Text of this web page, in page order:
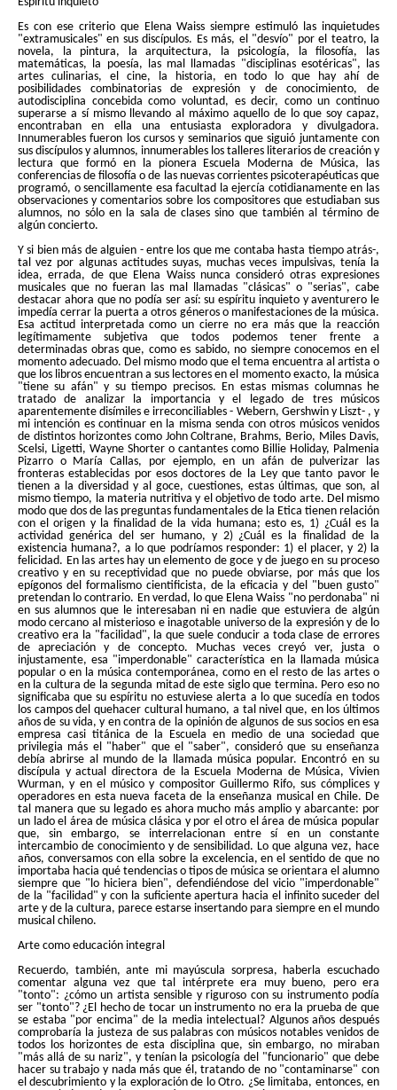
Es con ese criterio que Elena Waiss siempre estimuló las inquietudes
"extramusicales" en sus discípulos. Es más, el "desvío" por el teatro, la
novela, la pintura, la arquitectura, la psicología, la filosofía, las
matemáticas, la poesía, las mal llamadas "disciplinas esotéricas", las
artes culinarias, el cine, la historia, en todo lo que hay ahí de
posibilidades combinatorias de expresión y de conocimiento, de
autodisciplina concebida como voluntad, es decir, como un continuo
superarse a sí mismo llevando al máximo aquello de lo que soy capaz,
encontraban en ella una entusiasta exploradora y divulgadora.
Innumerables fueron los cursos y seminarios que siguió juntamente con
sus discípulos y alumnos, innumerables los talleres literarios de creación y
lectura que formó en la pionera Escuela Moderna de Música, las
conferencias de filosofía o de las nuevas corrientes psicoterapéuticas que
programó, o sencillamente esa facultad la ejercía cotidianamente en las
observaciones y comentarios sobre los compositores que estudiaban sus
alumnos, no sólo en la sala de clases sino que también al término de
algún concierto.
Y si bien más de alguien - entre los que me contaba hasta tiempo atrás-,
tal vez por algunas actitudes suyas, muchas veces impulsivas, tenía la
idea, errada, de que Elena Waiss nunca consideró otras expresiones
musicales que no fueran las mal llamadas "clásicas" o "serias", cabe
destacar ahora que no podía ser así: su espíritu inquieto y aventurero le
impedía cerrar la puerta a otros géneros o manifestaciones de la música.
Esa actitud interpretada como un cierre no era más que la reacción
legítimamente subjetiva que todos podemos tener frente a
determinadas obras que, como es sabido, no siempre conocemos en el
momento adecuado. Del mismo modo que el tema encuentra al artista o
que los libros encuentran a sus lectores en el momento exacto, la música
"tiene su afán" y su tiempo precisos. En estas mismas columnas he
tratado de analizar la importancia y el legado de tres músicos
aparentemente disímiles e irreconciliables - Webern, Gershwin y Liszt- , y
mi intención es continuar en la misma senda con otros músicos venidos
de distintos horizontes como John Coltrane, Brahms, Berio, Miles Davis,
Scelsi, Ligetti, Wayne Shorter o cantantes como Billie Holiday, Palmenia
Pizarro o María Callas, por ejemplo, en un afán de pulverizar las
fronteras establecidas por esos doctores de la Ley que tanto pavor le
tienen a la diversidad y al goce, cuestiones, estas últimas, que son, al
mismo tiempo, la materia nutritiva y el objetivo de todo arte. Del mismo
modo que dos de las preguntas fundamentales de la Etica tienen relación
con el origen y la finalidad de la vida humana; esto es, 1) ¿Cuál es la
actividad genérica del ser humano, y 2) ¿Cuál es la finalidad de la
existencia humana?, a lo que podríamos responder: 1) el placer, y 2) la
felicidad. En las artes hay un elemento de goce y de juego en su proceso
creativo y en su receptividad que no puede obviarse, por más que los
epígonos del formalismo cientificista, de la eficacia y del "buen gusto"
pretendan lo contrario. En verdad, lo que Elena Waiss "no perdonaba" ni
en sus alumnos que le interesaban ni en nadie que estuviera de algún
modo cercano al misterioso e inagotable universo de la expresión y de lo
creativo era la "facilidad", la que suele conducir a toda clase de errores
de apreciación y de concepto. Muchas veces creyó ver, justa o
injustamente, esa "imperdonable" característica en la llamada música
popular o en la música contemporánea, como en el resto de las artes o
en la cultura de la segunda mitad de este siglo que termina. Pero eso no
significaba que su espíritu no estuviese alerta a lo que sucedía en todos
los campos del quehacer cultural humano, a tal nivel que, en los últimos
años de su vida, y en contra de la opinión de algunos de sus socios en esa
empresa casi titánica de la Escuela en medio de una sociedad que
privilegia más el "haber" que el "saber", consideró que su enseñanza
debía abrirse al mundo de la llamada música popular. Encontró en su
discípula y actual directora de la Escuela Moderna de Música, Vivien
Wurman, y en el músico y compositor Guillermo Rifo, sus cómplices y
operadores en esta nueva faceta de la enseñanza musical en Chile. De
tal manera que su legado es ahora mucho más amplio y abarcante: por
un lado el área de música clásica y por el otro el área de música popular
que, sin embargo, se interrelacionan entre sí en un constante
intercambio de conocimiento y de sensibilidad. Lo que alguna vez, hace
años, conversamos con ella sobre la excelencia, en el sentido de que no
importaba hacia qué tendencias o tipos de música se orientara el alumno
siempre que "lo hiciera bien", defendiéndose del vicio "imperdonable"
de la "facilidad" y con la suficiente apertura hacia el infinito suceder del
arte y de la cultura, parece estarse insertando para siempre en el mundo
musical chileno.
Arte como educación integral
Recuerdo, también, ante mi mayúscula sorpresa, haberla escuchado
comentar alguna vez que tal intérprete era muy bueno, pero era
"tonto": ¿cómo un artista sensible y riguroso con su instrumento podía
ser "tonto"? ¿El hecho de tocar un instrumento no era la prueba de que
se estaba "por encima" de la media intelectual? Algunos años después
comprobaría la justeza de sus palabras con músicos notables venidos de
todos los horizontes de esta disciplina que, sin embargo, no miraban
"más allá de su nariz", y tenían la psicología del "funcionario" que debe
hacer su trabajo y nada más que él, tratando de no "contaminarse" con
el descubrimiento y la exploración de lo Otro. ¿Se limitaba, entonces, en